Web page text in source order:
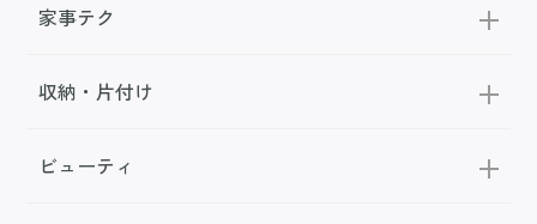
家事テク
収納・片付け
ビューティ